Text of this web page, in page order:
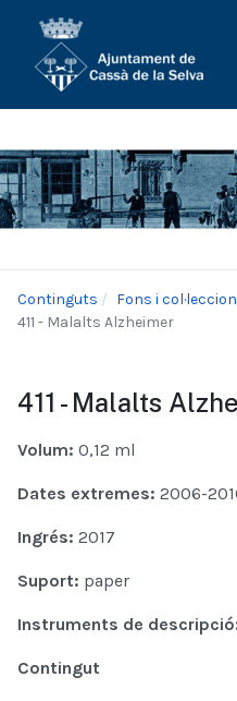
Continguts Fons i
411 - Malalts Alzheimer
411 - Malalts
Volum: 0,12 ml
Dates extremes: 2006-
Ingrés: 2017
Suport: paper
Instruments de
Contingut